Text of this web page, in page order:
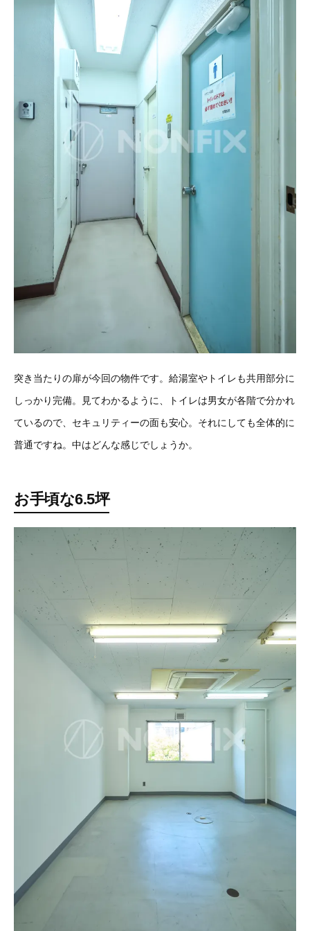
突き当たりの扉が今回の物件です。給湯室やトイレも共用部分に
しっかり完備。見てわかるように、トイレは男女が各階で分かれ
ているので、セキュリティーの面も安心。それにしても全体的に
普通ですね。中はどんな感じでしょうか。
お手頃な6.5坪